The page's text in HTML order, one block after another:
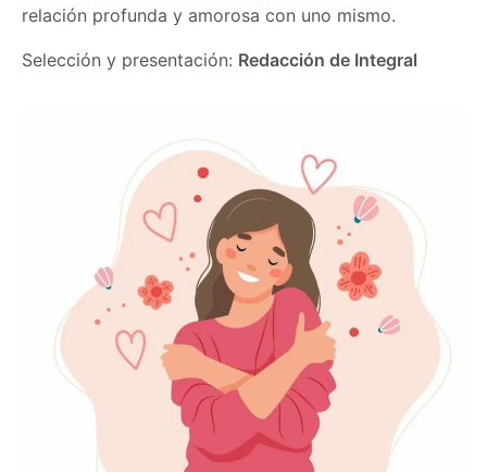
relación profunda y amorosa con uno mismo.
Selección y presentación: Redacción de Integral